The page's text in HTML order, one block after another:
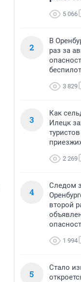
5 066
2
В
раз за
3 829
3
Как
Илецк
2 269
4
Следом
второй
1 994
5
Стало